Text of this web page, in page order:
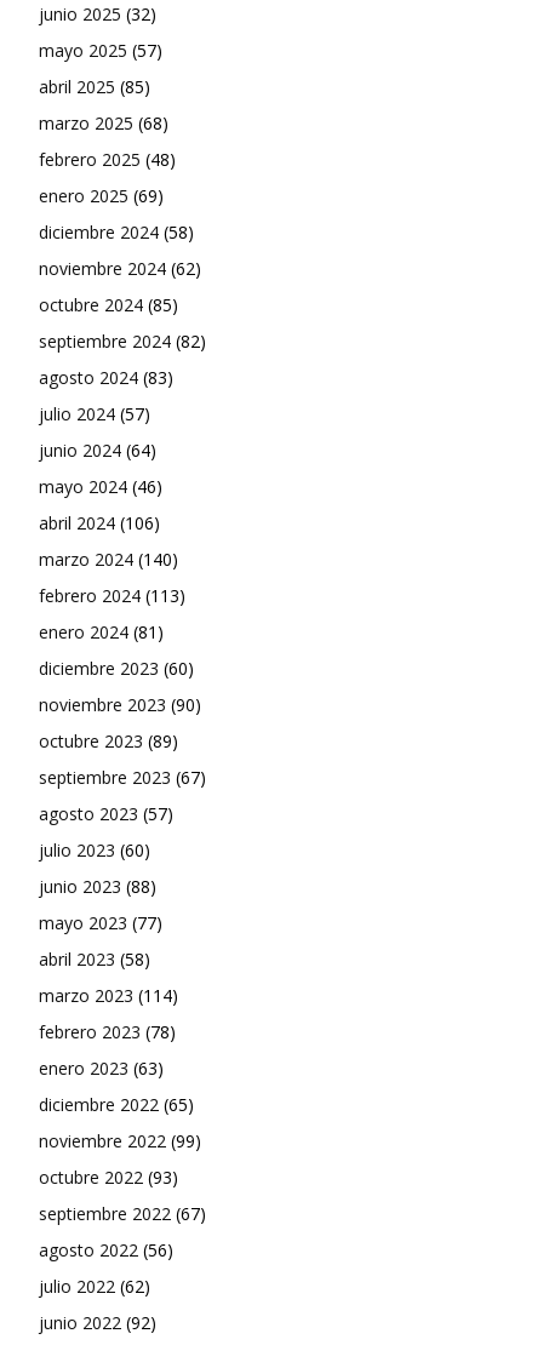
junio 2025 (32)
mayo 2025 (57)
abril 2025 (85)
marzo 2025 (68)
febrero 2025 (48)
enero 2025 (69)
diciembre 2024 (58)
noviembre 2024 (62)
octubre 2024 (85)
septiembre 2024 (82)
agosto 2024 (83)
julio 2024 (57)
junio 2024 (64)
mayo 2024 (46)
abril 2024 (106)
marzo 2024 (140)
febrero 2024 (113)
enero 2024 (81)
diciembre 2023 (60)
noviembre 2023 (90)
octubre 2023 (89)
septiembre 2023 (67)
agosto 2023 (57)
julio 2023 (60)
junio 2023 (88)
mayo 2023 (77)
abril 2023 (58)
marzo 2023 (114)
febrero 2023 (78)
enero 2023 (63)
diciembre 2022 (65)
noviembre 2022 (99)
octubre 2022 (93)
septiembre 2022 (67)
agosto 2022 (56)
julio 2022 (62)
junio 2022 (92)